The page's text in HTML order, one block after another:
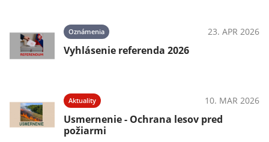
Oznámenia 23. APR 2026
Vyhlásenie referenda 2026
Aktuality 10. MAR 2026
Usmernenie - Ochrana lesov pred
požiarmi